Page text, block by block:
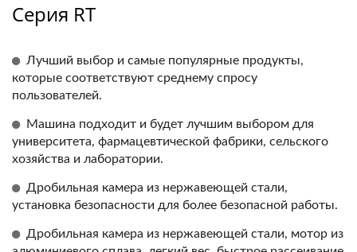
Серия RT
Лучший выбор и самые популярные продукты,
которые соответствуют среднему спросу
пользователей.
Машина подходит и будет лучшим выбором для
университета, фармацевтической фабрики, сельского
хозяйства и лаборатории.
Дробильная камера из нержавеющей стали,
установка безопасности для более безопасной работы.
Дробильная камера из нержавеющей стали, мотор из